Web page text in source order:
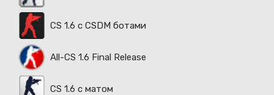
CS 1.6 с CSDM ботами
All-CS 1.6 Final Release
CS 1.6 с матом